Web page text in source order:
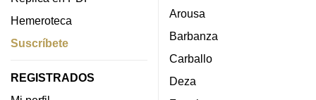
Hemeroteca
Suscríbete
REGISTRADOS
Arousa
Barbanza
Carballo
Deza